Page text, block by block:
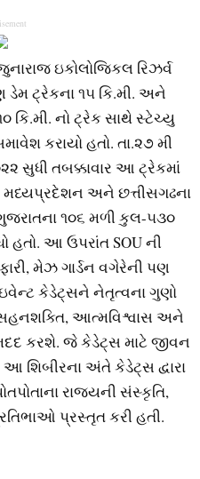
ઇકોલોજિકલ રિઝર્વ
ડેમ ટ્રેકના ૧૫ કિ.મી. અને
કિ.મી. નો ટ્રેક સાથે સ્ટેચ્યુ
કરાયો હતો. તા.૨૭ મી
સુધી તબક્કાવાર આ ટ્રેકમાં
મધ્યપ્રદેશન અને છત્તીસગઢના
૧૦૬ મળી કુલ-૫૩૦
હતો. આ ઉપરાંત SOU ની
મેઝ ગાર્ડન વગેરેની પણ
કેડેટ્સને નેતૃત્વના ગુણો
સહનશક્તિ, આત્મવિશ્વાસ અને
કરશે. જે કેડેટ્સ માટે જીવન
શિબીરના અંતે કેડેટ્સ દ્વારા
રાજ્યની સંસ્કૃતિ,
પ્રસ્તૃત કરી હતી.